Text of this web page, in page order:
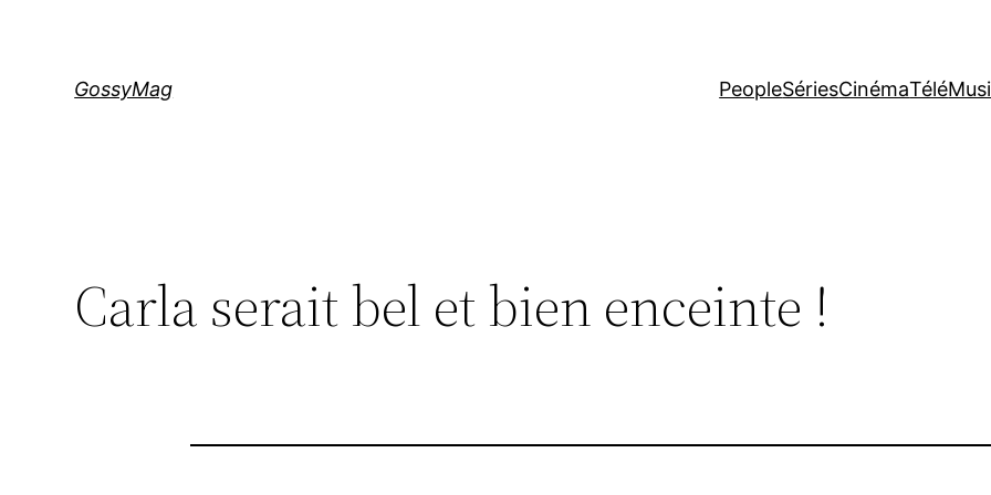
GossyMag PeopleSériesCinémaTélé
Carla serait bel et bien enceinte !